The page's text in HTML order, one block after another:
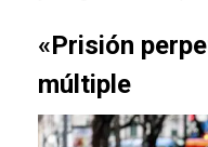
«Prisión
múltiple